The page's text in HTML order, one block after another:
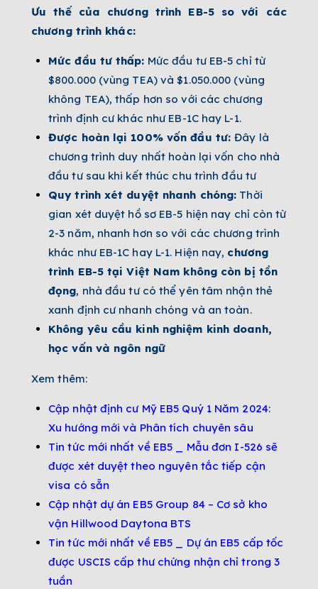
Ưu thế của chương trình EB-5 so với các
chương trình khác:
Mức đầu tư thấp: Mức đầu tư EB-5 chỉ từ
$800.000 (vùng TEA) và $1.050.000 (vùng
không TEA), thấp hơn so với các chương
trình định cư khác như EB-1C hay L-1.
Được hoàn lại 100% vốn đầu tư:Đây là
chương trình duy nhất hoàn lại vốn cho nhà
đầu tư sau khi kết thúc chu trình đầu tư
Quy trình xét duyệt nhanh chóng: Thời
gian xét duyệt hồ sơ EB-5 hiện nay chỉ còn từ
2-3 năm, nhanh hơn so với các chương trình
khác như EB-1C hay L-1. Hiện nay, chương
trình EB-5 tại Việt Nam không còn bị tồn
đọng, nhà đầu tư có thể yên tâm nhận thẻ
xanh định cư nhanh chóng và an toàn.
Không yêu cầu kinh nghiệm kinh doanh,
học vấn và ngôn ngữ
Xem thêm:
Cập nhật định cư Mỹ EB5 Quý 1 Năm 2024:
Xu hướng mới và Phân tích chuyên sâu
Tin tức mới nhất về EB5 _ Mẫu đơn I-526 sẽ
được xét duyệt theo nguyên tắc tiếp cận
visa có sẵn
Cập nhật dự án EB5 Group 84 – Cơ sở kho
vận Hillwood Daytona BTS
Tin tức mới nhất về EB5 _ Dự án EB5 cấp tốc
được USCIS cấp thư chứng nhận chỉ trong 3
tuần